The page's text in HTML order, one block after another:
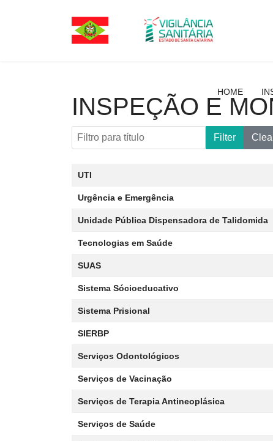
HOME
INSPEÇÃO E
Filtro para título
Filter
Title
UTI
Urgência e Emergência
Unidade Pública Dispensadora de Talidomida
Tecnologias em Saúde
SUAS
Sistema Sócioeducativo
Sistema Prisional
SIERBP
Serviços Odontológicos
Serviços de Vacinação
Serviços de Terapia Antineoplásica
Serviços de Saúde